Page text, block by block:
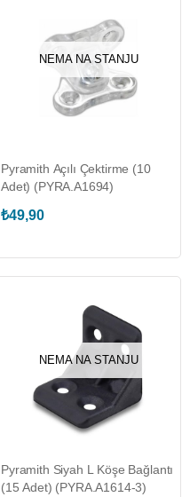
NEMA NA STANJU
Pyramith Açılı Çektirme (10
Adet) (PYRA.A1694)
₺49,90
NEMA NA STANJU
Pyramith Siyah L Köşe Bağlantı
(15 Adet) (PYRA.A1614-3)